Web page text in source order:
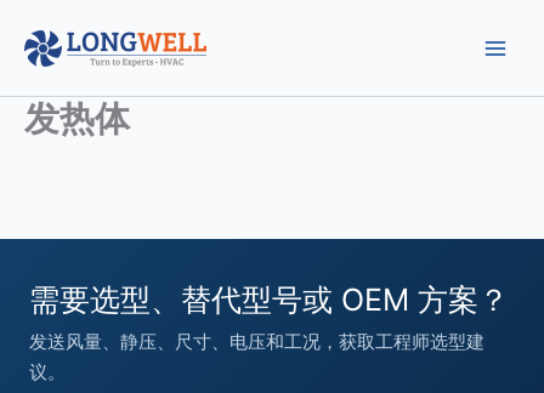
容 发热体
需要选型、替代型号或 OEM 方案？
发送风量、静压、尺寸、电压和工况，获取工程师选型建
议。